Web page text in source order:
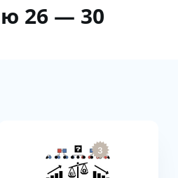
26 — 30
3